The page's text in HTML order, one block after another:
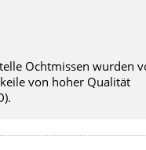
Ochtmissen wurden
von hoher Qualität